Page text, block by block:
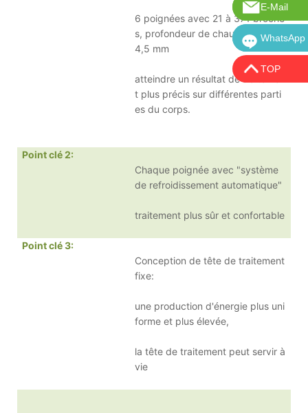
6 poignées avec 21 à 371 broche
s, profondeur de chauffe de 1,1 à
4,5 mm
atteindre un résultat de traitemen
t plus précis sur différentes parti
es du corps.
Point clé 2:
Chaque poignée avec "système
de refroidissement automatique"
traitement plus sûr et confortable
Point clé 3:
Conception de tête de traitement
fixe:
une production d'énergie plus uni
forme et plus élevée,
la tête de traitement peut servir à
vie
E-Mail
Courriel :
WhatsApp
TOP